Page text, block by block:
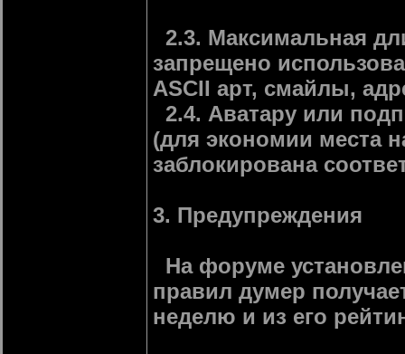
2.3. Максимальная
запрещено
ASCII арт, смайлы,
2.4. Аватару или
(для экономии места
заблокирована
3. Предупреждения
На форуме
правил думер
неделю и из его